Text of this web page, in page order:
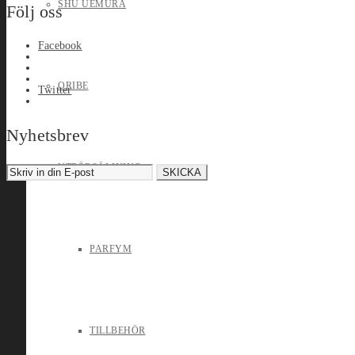
SHU UEMURA
ORIBE
UTFÖRSÄLJNING
PARFYM
TILLBEHÖR
Följ oss
Facebook
Twitter
Nyhetsbrev